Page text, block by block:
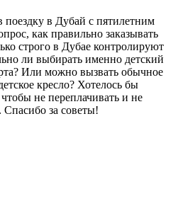
в Дубай с пятилетним
как правильно заказывать
строго в Дубае контролируют
ли выбирать именно детский
Или можно вызвать обычное
кресло? Хотелось бы
не переплачивать и не
за советы!